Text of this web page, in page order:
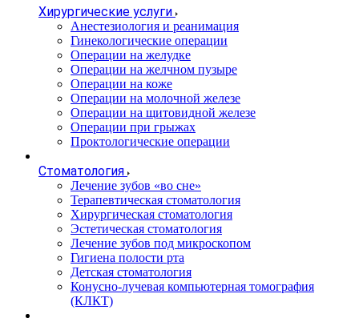
Хирургические услуги
Анестезиология и реанимация
Гинекологические операции
Операции на желудке
Операции на желчном пузыре
Операции на коже
Операции на молочной железе
Операции на щитовидной железе
Операции при грыжах
Проктологические операции
Стоматология
Лечение зубов «во сне»
Терапевтическая стоматология
Хирургическая стоматология
Эстетическая стоматология
Лечение зубов под микроскопом
Гигиена полости рта
Детская стоматология
Конусно-лучевая компьютерная томография
(КЛКТ)